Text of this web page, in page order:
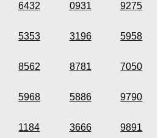
6432 0931 9275
5353 3196 5958
8562 8781 7050
5968 5886 9790
1184 3666 9891